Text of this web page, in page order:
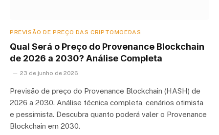
PREVISÃO DE PREÇO DAS CRIPTOMOEDAS
Qual Será o Preço do Provenance Blockchain
de 2026 a 2030? Análise Completa
23 de junho de 2026
Previsão de preço do Provenance Blockchain (HASH) de
2026 a 2030. Análise técnica completa, cenários otimista
e pessimista. Descubra quanto poderá valer o Provenance
Blockchain em 2030.